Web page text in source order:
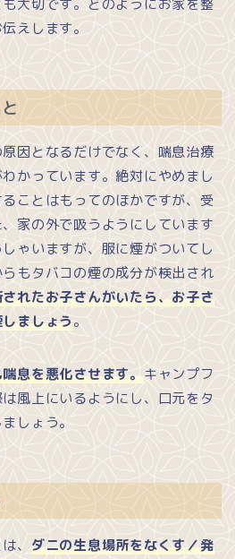
大切です。どのようにお家を整
えします。
因となるだけでなく、喘息治療
かっています。絶対にやめまし
ことはもってのほかですが、受
家の外で吸うようにしています
ゃいますが、服に煙がついてし
もタバコの煙の成分が検出され
れたお子さんがいたら、お子さ
ましょう。
息を悪化させます。 キャンプフ
風上にいるようにし、口元をタ
しょう。
、 ダニの生息場所をなくす／発